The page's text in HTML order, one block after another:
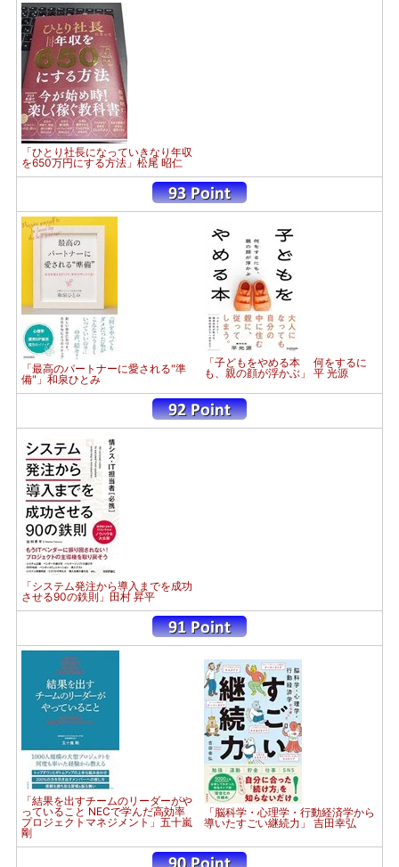
「ひとり社長になっていきなり年収
を650万円にする方法」松尾 昭仁
「最高のパートナーに愛される"準
備"」和泉ひとみ
「子どもをやめる本 何をするに
も、親の顔が浮かぶ」 平 光源
「システム発注から導入までを成功
させる90の鉄則」田村 昇平
「結果を出すチームのリーダーがや
っていること NECで学んだ高効率
プロジェクトマネジメント」五十嵐
剛
「脳科学・心理学・行動経済学から
導いたすごい継続力」 吉田幸弘